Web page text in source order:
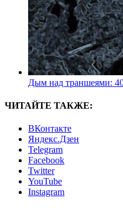
Дым над траншеями:
ЧИТАЙТЕ ТАКЖЕ:
ВКонтакте
Яндекс.Дзен
Telegram
Facebook
Twitter
YouTube
Instagram